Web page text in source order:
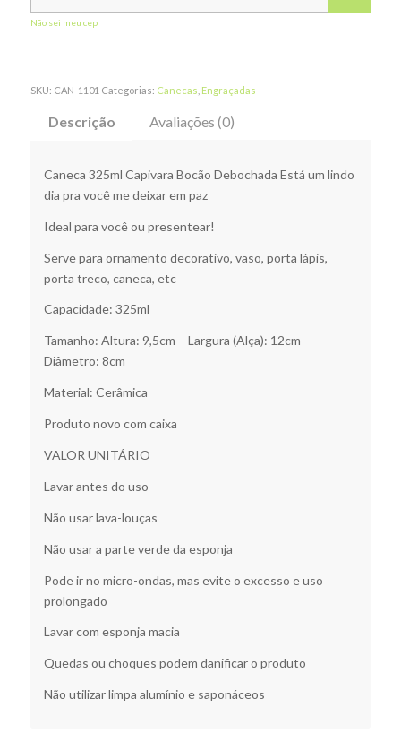
Não sei meu cep
SKU: CAN-1101 Categorias: Canecas Engraçadas
Descrição Avaliações (0)
Caneca 325ml Capivara Bocão Debochada Está um lindo
dia pra você me deixar em paz
Ideal para você ou presentear!
Serve para ornamento decorativo, vaso, porta lápis,
porta treco, caneca, etc
Capacidade: 325ml
Tamanho: Altura: 9,5cm – Largura (Alça): 12cm –
Diâmetro: 8cm
Material: Cerâmica
Produto novo com caixa
VALOR UNITÁRIO
Lavar antes do uso
Não usar lava-louças
Não usar a parte verde da esponja
Pode ir no micro-ondas, mas evite o excesso e uso
prolongado
Lavar com esponja macia
Quedas ou choques podem danificar o produto
Não utilizar limpa alumínio e saponáceos